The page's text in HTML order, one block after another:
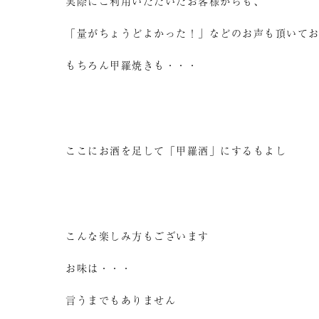
「量がちょうどよかった！」などのお声も頂いて
もちろん甲羅焼きも・・・
ここにお酒を足して「甲羅酒」にするもよし
こんな楽しみ方もございます
お味は・・・
言うまでもありません